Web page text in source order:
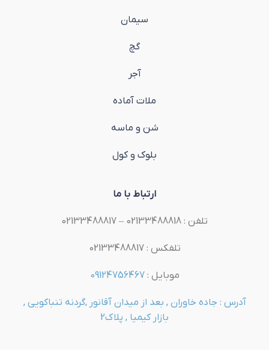
سیمان
گچ
آجر
ملات آماده
شن و ماسه
بلوک و کول
ارتباط با ما
تلفن : 02133488818 – 02133488817
تلفکس : 02133488817
موبایل :09124756467
آدرس : جاده خاوران , بعد از میدان آقانور ,گردنه تنباکویی ,
بازار کیمیا , پلاک2